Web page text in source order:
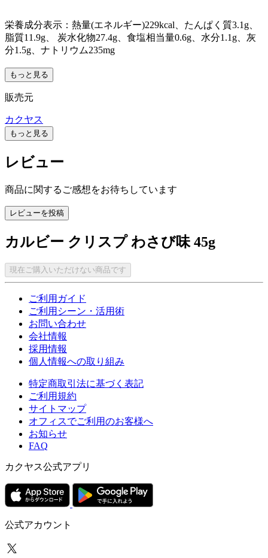
栄養成分表示：熱量(エネルギー)229kcal、たんぱく質3.1g、
脂質11.9g、 炭水化物27.4g、食塩相当量0.6g、水分1.1g、灰
分1.5g、ナトリウム235mg
もっと見る
販売元
カクヤス
もっと見る
レビュー
商品に関するご感想をお待ちしています
レビューを投稿
カルビー クリスプ わさび味 45g
現在ご購入いただけない商品です
ご利用ガイド
ご利用シーン・活用術
お問い合わせ
会社情報
採用情報
個人情報への取り組み
特定商取引法に基づく表記
ご利用規約
サイトマップ
オフィスでご利用のお客様へ
お知らせ
FAQ
カクヤス公式アプリ
公式アカウント